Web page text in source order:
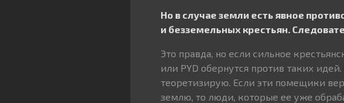
Но в случае земли есть явное
и безземельных крестьян.
Это правда, но если сильное
или PYD обернутся против таких
теоретизирую. Если эти помещики
землю, то люди, которые ее уже